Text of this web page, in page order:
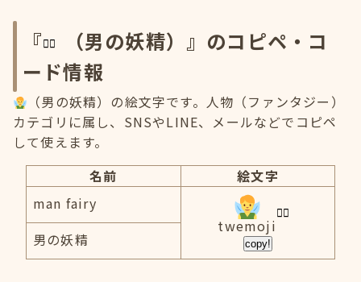
『
（男の妖精）』のコピペ・コ
ード情報
（男の妖精）の絵文字です。人物（ファンタジー）
カテゴリに属し、SNSやLINE、メールなどでコピペ
して使えます。
名前
絵文字
man fairy
twemoji
copy!
男の妖精